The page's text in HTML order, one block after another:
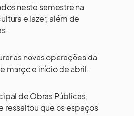
neste semestre na
e lazer, além de
as novas operações da
março e início de abril.
de Obras Públicas,
ressaltou que os espaços